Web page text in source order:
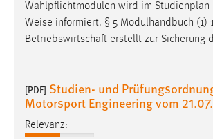
Wahlpflichtmodulen wird im Studienplan
Weise informiert. § 5 Modulhandbuch (1)
Betriebswirtschaft erstellt zur Sicherung
[PDF] Studien- und
Motorsport Engineering vom
Relevanz: